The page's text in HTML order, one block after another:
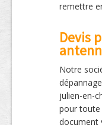
remettre
Devis
Notre
julien-en-
pour toute
document